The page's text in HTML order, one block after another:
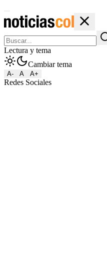
Lectura y tema
Cambiar tema
A- A A+
Redes Sociales